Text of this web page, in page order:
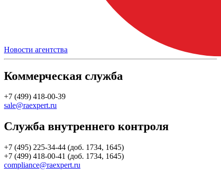
Новости агентства
Коммерческая служба
+7 (499) 418-00-39
sale@raexpert.ru
Служба внутреннего контроля
+7 (495) 225-34-44 (доб. 1734, 1645)
+7 (499) 418-00-41 (доб. 1734, 1645)
compliance@raexpert.ru